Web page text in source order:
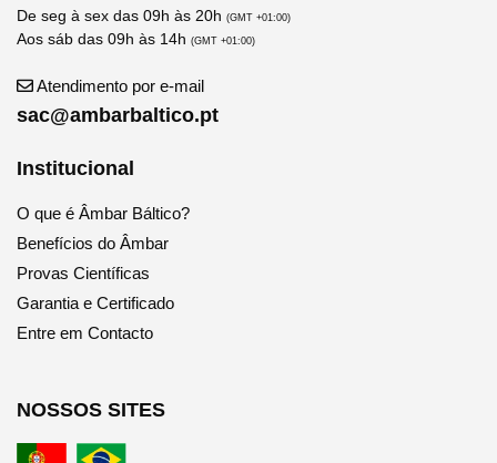
De seg à sex das 09h às 20h (GMT +01:00)
Aos sáb das 09h às 14h (GMT +01:00)
Atendimento por e-mail
sac@ambarbaltico.pt
Institucional
O que é Âmbar Báltico?
Benefícios do Âmbar
Provas Científicas
Garantia e Certificado
Entre em Contacto
NOSSOS SITES